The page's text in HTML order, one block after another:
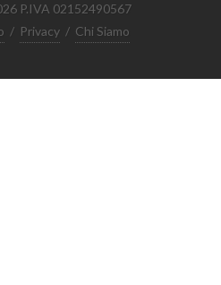
P.IVA 02152490567
/ Privacy / Chi Siamo